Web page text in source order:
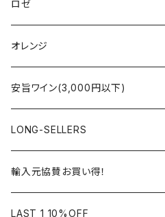
シャンパーニュ
コート・デュ・ローヌ
ラングドック・ルーション
アルザス
ロワール
フランス
ブルゴーニュ
ボルドー
ロワール
ローヌ
ラングドック
フランス
シャンパーニュ
アルザス
フランス
日本
イタリア
南アフリカ
ロゼ
シャンパーニュ
アルザス
ドイツ
オーストラリア
カリフォルニア
オレンジ
安旨ワイン(3,000円以下)
LONG-SELLERS
輸入元協賛お買い得！
LAST 1 10%OFF